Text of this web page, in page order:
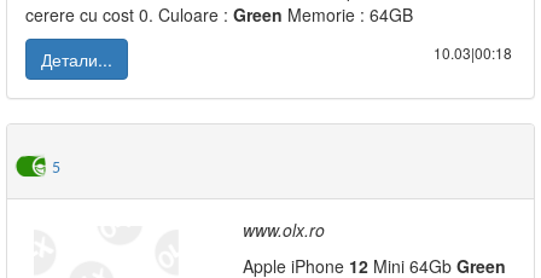
cerere cu cost 0. Culoare : Green Memorie : 64GB
Детали...
10.03|00:18
5
www.olx.ro
Apple iPhone 12 Mini 64Gb Green